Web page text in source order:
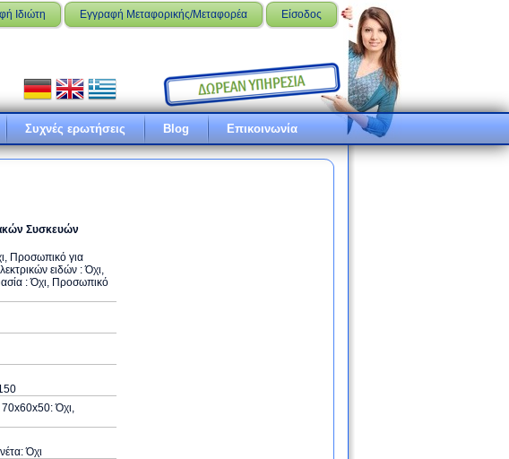
Ιδιώτη Εγγραφή Μεταφορικής/Μεταφορέα Είσοδος
Συχνές ερωτήσεις Blog Επικοινωνία
Συσκευών
Προσωπικό για
ειδών : Όχι,
: Όχι, Προσωπικό
70x60x50: Όχι,
Όχι